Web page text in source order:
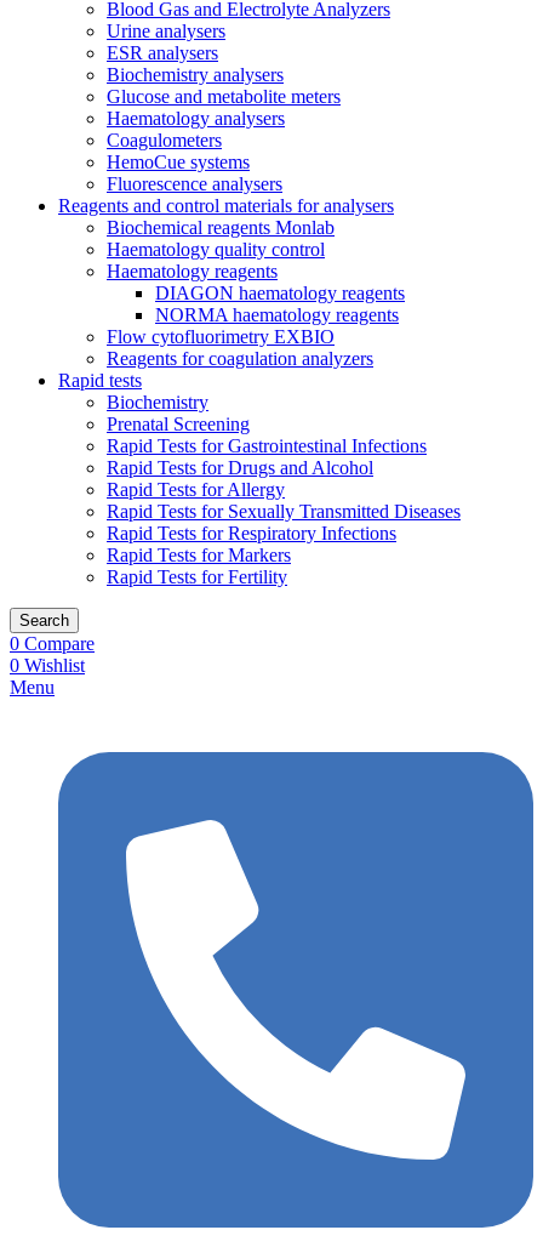
Blood Gas and Electrolyte Analyzers
Urine analysers
ESR analysers
Biochemistry analysers
Glucose and metabolite meters
Haematology analysers
Coagulometers
HemoCue systems
Fluorescence analysers
Reagents and control materials for analysers
Biochemical reagents Monlab
Haematology quality control
Haematology reagents
DIAGON haematology reagents
NORMA haematology reagents
Flow cytofluorimetry EXBIO
Reagents for coagulation analyzers
Rapid tests
Biochemistry
Prenatal Screening
Rapid Tests for Gastrointestinal Infections
Rapid Tests for Drugs and Alcohol
Rapid Tests for Allergy
Rapid Tests for Sexually Transmitted Diseases
Rapid Tests for Respiratory Infections
Rapid Tests for Markers
Rapid Tests for Fertility
Search
0 Compare
0 Wishlist
Menu